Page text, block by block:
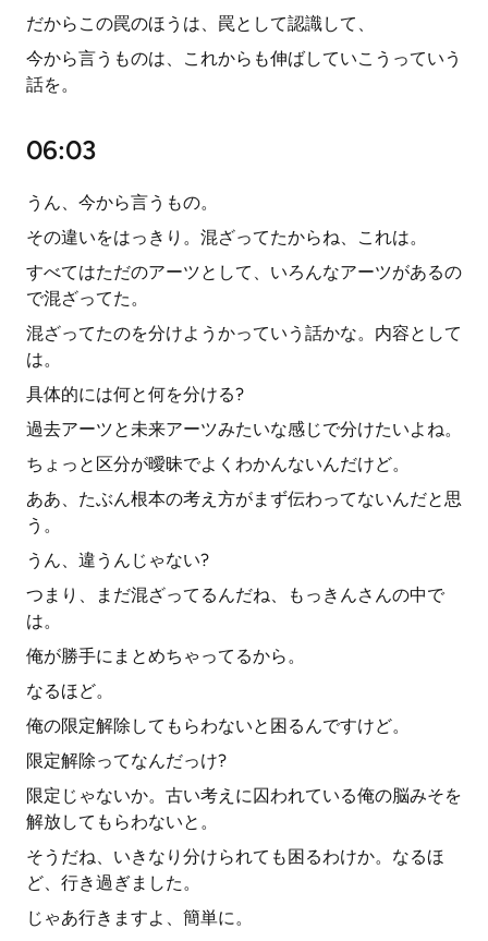
だからこの罠のほうは、罠として認識して、
今から言うものは、これからも伸ばしていこうっていう
話を。
06:03
うん、今から言うもの。
その違いをはっきり。混ざってたからね、これは。
すべてはただのアーツとして、いろんなアーツがあるの
で混ざってた。
混ざってたのを分けようかっていう話かな。内容として
は。
具体的には何と何を分ける?
過去アーツと未来アーツみたいな感じで分けたいよね。
ちょっと区分が曖昧でよくわかんないんだけど。
ああ、たぶん根本の考え方がまず伝わってないんだと思
う。
うん、違うんじゃない?
つまり、まだ混ざってるんだね、もっきんさんの中で
は。
俺が勝手にまとめちゃってるから。
なるほど。
俺の限定解除してもらわないと困るんですけど。
限定解除ってなんだっけ?
限定じゃないか。古い考えに囚われている俺の脳みそを
解放してもらわないと。
そうだね、いきなり分けられても困るわけか。なるほ
ど、行き過ぎました。
じゃあ行きますよ、簡単に。